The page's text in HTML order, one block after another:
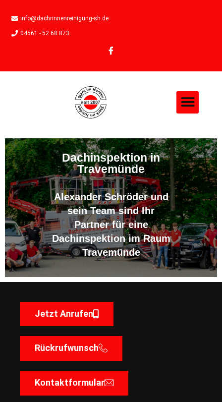
info@dachrinnenreinigung-sh.de
04561 - 52 68 873
Dachinspektion in
Travemünde
Alexander Schröder und
sein Team sind Ihr
Partner für eine
Dachinspektion im Raum
Travemünde
Jetzt Anrufen
Rückrufwunsch
Kontaktformular